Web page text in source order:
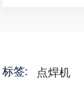
标签: 点焊机